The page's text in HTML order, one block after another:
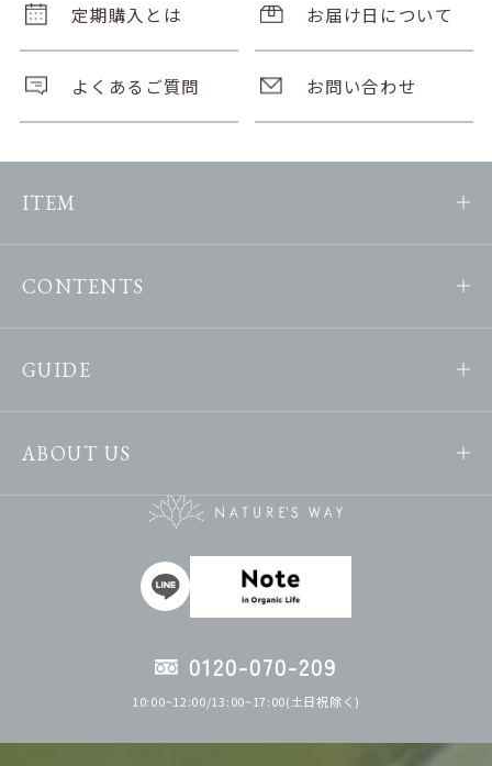
定期購入とは お届け日について
よくあるご質問 お問い合わせ
ITEM
CONTENTS
GUIDE
ABOUT US
0120-070-209
10:00~12:00/13:00~17:00(土日祝除く)